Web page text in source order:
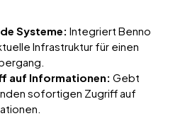
Systeme: Integriert Benno
Infrastruktur für einen
auf Informationen: Gebt
sofortigen Zugriff auf